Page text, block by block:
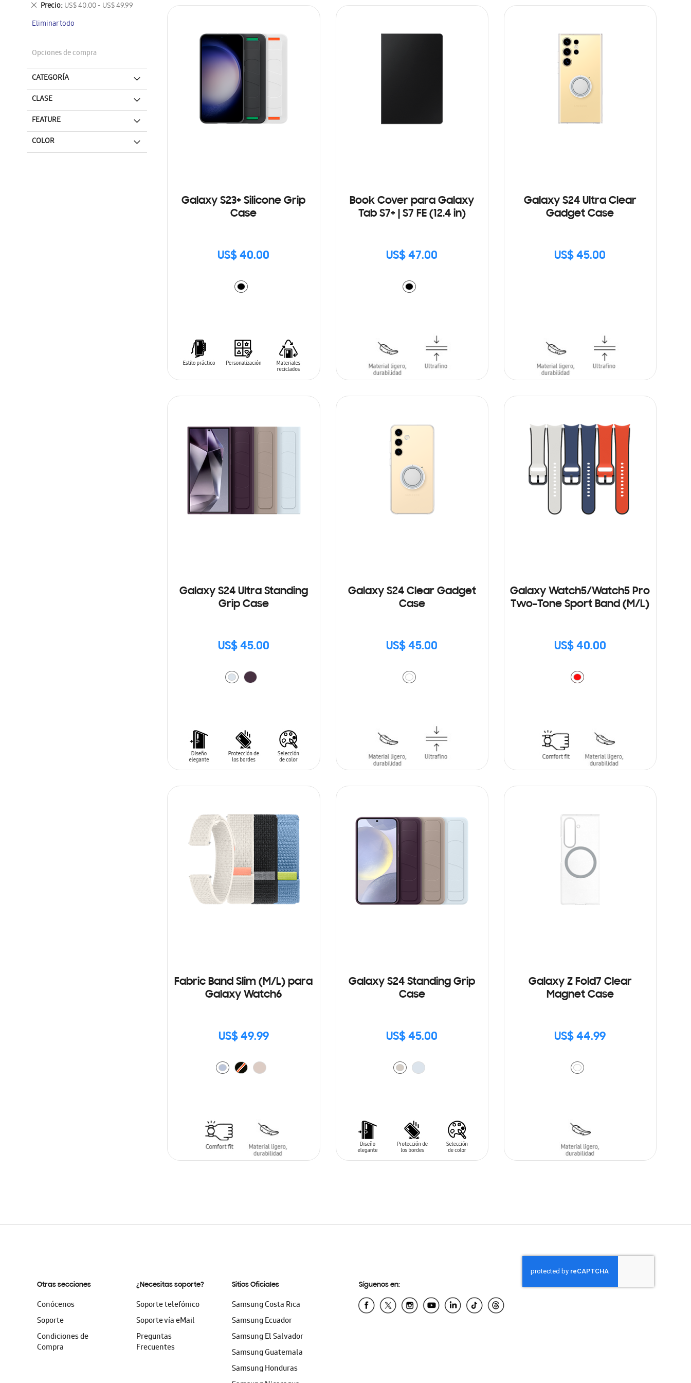
Galaxy S23+ Silicone Grip
Case
US$ 40.00
Book Cover para Galaxy
Tab S7+ | S7 FE (12.4 in)
US$ 47.00
Galaxy S24 Ultra Clear
Gadget Case
US$ 45.00
SIN
Galaxy S24 Ultra Standing
Grip Case
US$ 45.00
Galaxy S24 Clear Gadget
Case
US$ 45.00
Galaxy Watch5/Watch5 Pro
Two-Tone Sport Band (M/L)
US$ 40.00
Fabric Band Slim (M/L) para
Galaxy Watch6
US$ 49.99
Galaxy S24 Standing Grip
Case
US$ 45.00
Galaxy Z Fold7 Clear
Magnet Case
US$ 44.99
artículo
Precio US$ 40.00 - US$ 49.99
Eliminar
artículo
Eliminar todo
Opciones de compra
CATEGORÍA
CLASE
FEATURE
COLOR
Otras secciones
Conócenos
Soporte
Condiciones de
Compra
¿Necesitas soporte?
Soporte telefónico
Soporte vía eMail
Preguntas
Frecuentes
Sitios Oficiales
Samsung Costa Rica
Samsung Ecuador
Samsung El Salvador
Samsung Guatemala
Samsung Honduras
Síguenos en: